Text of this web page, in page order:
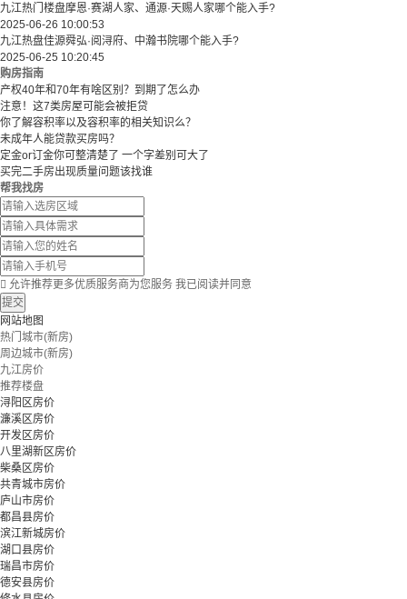
九江热门楼盘摩恩·赛湖人家、通源·天赐人家哪个能入手?
2025-06-26 10:00:53
九江热盘佳源舜弘·阅浔府、中瀚书院哪个能入手?
2025-06-25 10:20:45
购房指南
产权40年和70年有啥区别？到期了怎么办
注意！这7类房屋可能会被拒贷
你了解容积率以及容积率的相关知识么？
未成年人能贷款买房吗？
定金or订金你可整清楚了 一个字差别可大了
买完二手房出现质量问题该找谁
帮我找房
 允许推荐更多优质服务商为您服务 我已阅读并同意
提交
网站地图
热门城市(新房)
周边城市(新房)
九江房价
推荐楼盘
浔阳区房价
濂溪区房价
开发区房价
八里湖新区房价
柴桑区房价
共青城市房价
庐山市房价
都昌县房价
滨江新城房价
湖口县房价
瑞昌市房价
德安县房价